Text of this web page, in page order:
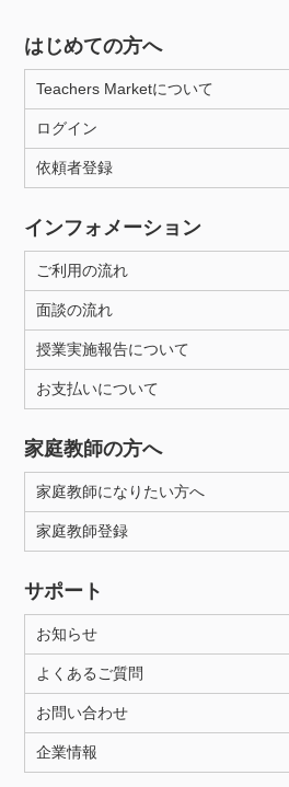
はじめての方へ
Teachers Marketについて
ログイン
依頼者登録
インフォメーション
ご利用の流れ
面談の流れ
授業実施報告について
お支払いについて
家庭教師の方へ
家庭教師になりたい方へ
家庭教師登録
サポート
お知らせ
よくあるご質問
お問い合わせ
企業情報